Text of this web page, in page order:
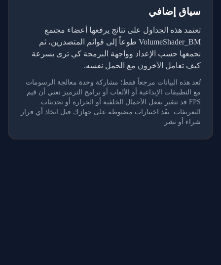
سياق إضافي
تعتمد هذه الجداول على نتائج يرفعها أعضاء مجتمع
VolumeShader_BM طوعاً إلى قوائم المتصدرين، ثم
نجمعها حسب الإعداد وواجهة البرمجة كي ترى بسرعة
كيف تعامل الآخرون مع الحمل نفسه.
تُعد هذه البيانات مرجعاً فقط؛ مشاركة وحدة معالجة الرسومات
مع التطبيقات الإبداعية أو الألعاب أو برامج الترميز تعني أن قيم
FPS قد تتغير بفعل الأحمال الخلفية أو الحرارة أو تحديثات
التعريفات. نفّذ اختبارات مضبوطة على جهازك قبل اتخاذ أي قرار
شراء أو نشر.